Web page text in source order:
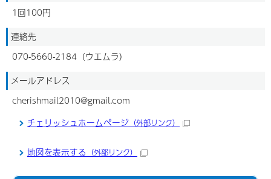
1回100円
連絡先
070-5660-2184（ウエムラ）
メールアドレス
cherishmail2010@gmail.com
チェリッシュホームページ （外部リンク）
地図を表示する （外部リンク）